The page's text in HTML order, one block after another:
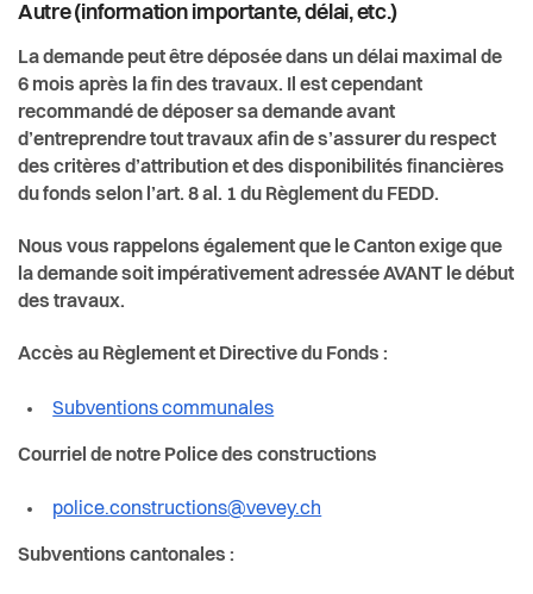
Autre (information importante, délai, etc.)
La demande peut être déposée dans un délai maximal de
6 mois après la fin des travaux. Il est cependant
recommandé de déposer sa demande avant
d’entreprendre tout travaux afin de s’assurer du respect
des critères d’attribution et des disponibilités financières
du fonds selon l’art. 8 al. 1 du Règlement du FEDD.
Nous vous rappelons également que le Canton exige que
la demande soit impérativement adressée AVANT le début
des travaux.
Accès au Règlement et Directive du Fonds :
Subventions communales
Courriel de notre Police des constructions
police.constructions@vevey.ch
Subventions cantonales :